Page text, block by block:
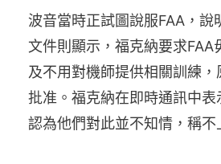
波音當時正試圖說服FAA，
文件則顯示，福克納要求
及不用對機師提供相關訓練
批准。福克納在即時通訊中
認為他們對此並不知情，稱不